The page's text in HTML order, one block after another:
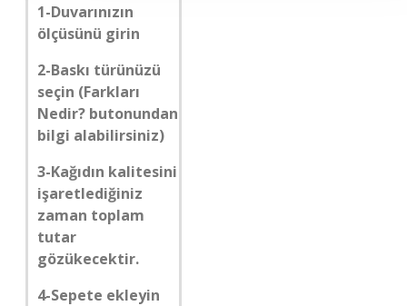
1-Duvarınızın
ölçüsünü girin
2-Baskı türünüzü
seçin (Farkları
Nedir? butonundan
bilgi alabilirsiniz)
3-Kağıdın kalitesini
işaretlediğiniz
zaman toplam
tutar
gözükecektir.
4-Sepete ekleyin